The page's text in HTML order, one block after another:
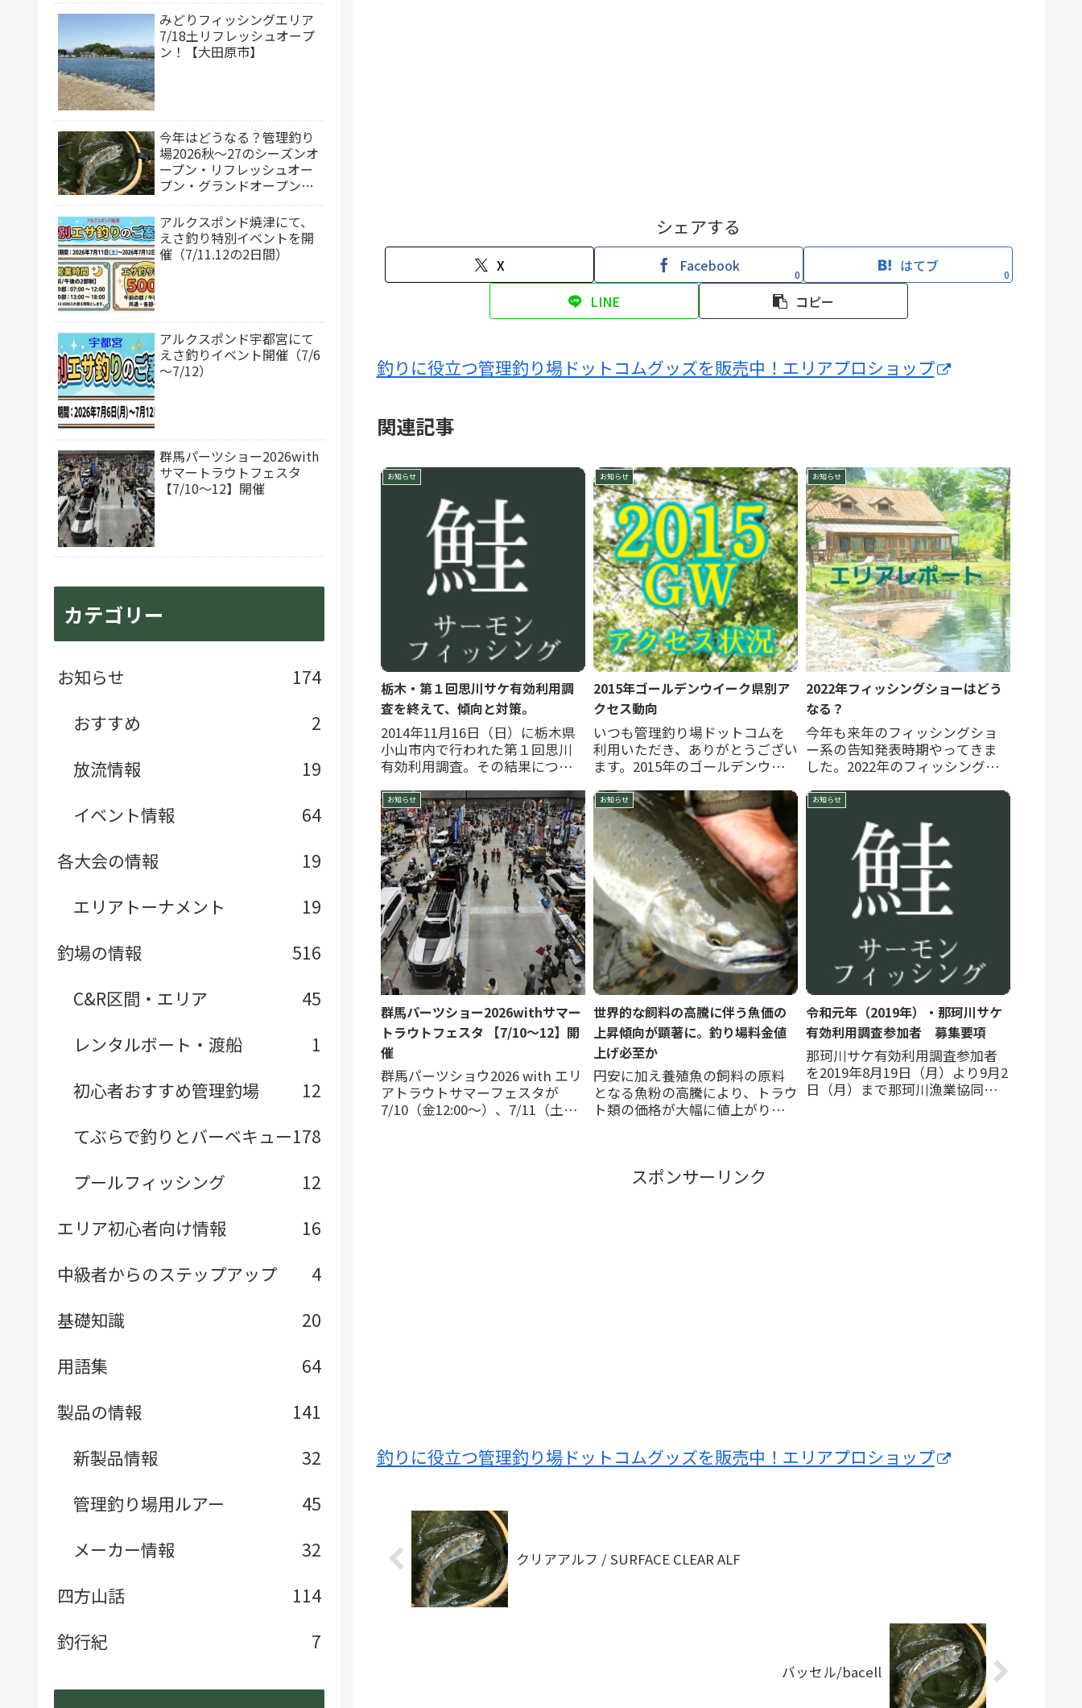
シェアする
X Facebook 0 はてブ 0
LINE コピー
釣りに役立つ管理釣り場ドットコムグッズを販売中！エリアプロショップ
関連記事
お知らせ
栃木・第１回思川サケ有効利用調
査を終えて、傾向と対策。
2014年11月16日（日）に栃木県
小山市内で行われた第１回思川
有効利用調査。その結果につい
を行い回答を得ました。申し込
みに関して2014年9月29日に公募
を開始したところ、開始約１時
間で50枚のFAXが着信し、この時
点で終了となっ...
お知らせ
2015年ゴールデンウイーク県別ア
クセス動向
いつも管理釣り場ドットコムを
利用いただき、ありがとうござい
ます。2015年のゴールデンウイ
県別アクセスを集計しました。
上位のみですがお知らせします。
2015GWアクセスランキング・上
位地域ルアー・フライ、ニジマ
ス釣り１位：埼玉...
お知らせ
2022年フィッシングショーはどう
なる？
今年も来年のフィッシングショ
ー系の告知発表時期やってきま
した。2022年のフィッシングシ
ます。 フィッシングショー
2023年はどうなる？◆アップデ
ート情報：→ 東京・大阪はオン
ライン開催が行われる予定。・
2022年開催は東京・名古屋...
お知らせ
群馬パーツショー2026withサマー
トラウトフェスタ 【7/10～12】開
催
群馬パーツショウ2026 with エリ
アトラウトサマーフェスタが
7/10（金12:00～）、7/11（土
お知らせ
世界的な飼料の高騰に伴う魚価の
上昇傾向が顕著に。釣り場料金値
上げ必至か
円安に加え養殖魚の飼料の原料
となる魚粉の高騰により、トラウ
ト類の価格が大幅に値上がり方
魚のコンディション維持のため
お知らせ
令和元年（2019年）・那珂川サケ
有効利用調査参加者 募集要項
那珂川サケ有効利用調査参加者
を2019年8月19日（月）より9月2
日（月）まで那珂川漁業協同組
スポンサーリンク
釣りに役立つ管理釣り場ドットコムグッズを販売中！エリアプロショップ
クリアアルフ / SURFACE CLEAR ALF
バッセル/bacell
みどりフィッシングエリア
7/18土リフレッシュオープ
ン！【大田原市】
今年はどうなる？管理釣り
場2026秋～27のシーズンオ
ープン・リフレッシュオー
プン・グランドオープン情
アルクスポンド焼津にて、
えさ釣り特別イベントを開
催（7/11.12の2日間）
アルクスポンド宇都宮にて
えさ釣りイベント開催（7/6
～7/12）
群馬パーツショー2026with
サマートラウトフェスタ
【7/10～12】開催
カテゴリー
お知らせ
174
おすすめ
2
放流情報
19
イベント情報
64
各大会の情報
19
エリアトーナメント
19
釣場の情報
516
C&R区間・エリア
45
レンタルボート・渡船
1
初心者おすすめ管理釣場
12
てぶらで釣りとバーベキュー178
プールフィッシング
12
エリア初心者向け情報
16
中級者からのステップアップ
4
基礎知識
20
用語集
64
製品の情報
141
新製品情報
32
管理釣り場用ルアー
45
メーカー情報
32
四方山話
114
釣行紀
7